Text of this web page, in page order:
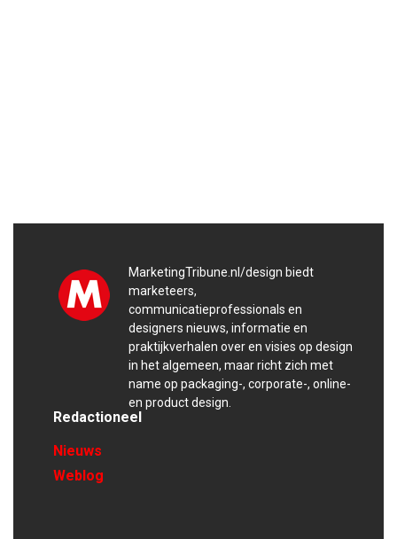
MarketingTribune.nl/design biedt
marketeers,
communicatieprofessionals en
designers nieuws, informatie en
praktijkverhalen over en visies op design
in het algemeen, maar richt zich met
name op packaging-, corporate-, online-
en product design.
Redactioneel
Nieuws
Weblog